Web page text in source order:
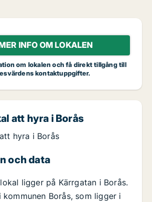
INFO OM LOKALEN
om lokalen och få direkt tillgång till
kontaktuppgifter.
att hyra i Borås
hyra i Borås
och data
ligger på Kärrgatan i Borås.
kommunen Borås, som ligger i